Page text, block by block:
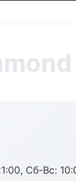
Сб-Вс: